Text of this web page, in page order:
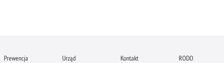
Prewencja Urząd Kontakt RODO